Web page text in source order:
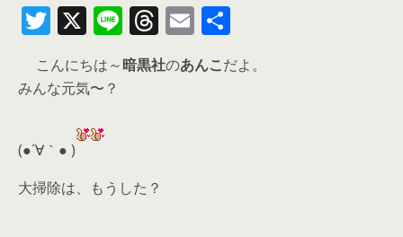
T
w
itt
er
X Li
n
e
T
h
re
E
m
ai
有
こんにちは～暗黒社のあんこだよ。
みんな元気〜？
(●´∀｀● )
大掃除は、もうした？